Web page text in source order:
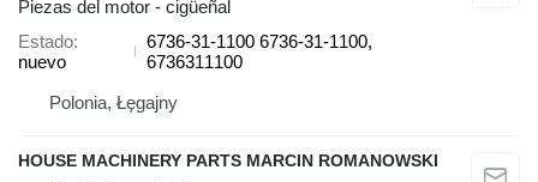
Piezas del motor - cigüeñal
Estado
nuevo
6736-31-1100 6736-31-1100,
6736311100
Polonia, Łęgajny
HOUSE MACHINERY PARTS MARCIN ROMANOWSKI